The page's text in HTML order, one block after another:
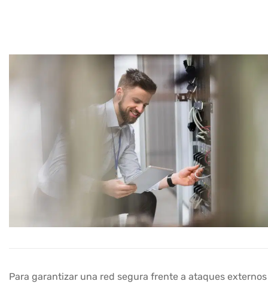
Para garantizar una red segura frente a ataques externos